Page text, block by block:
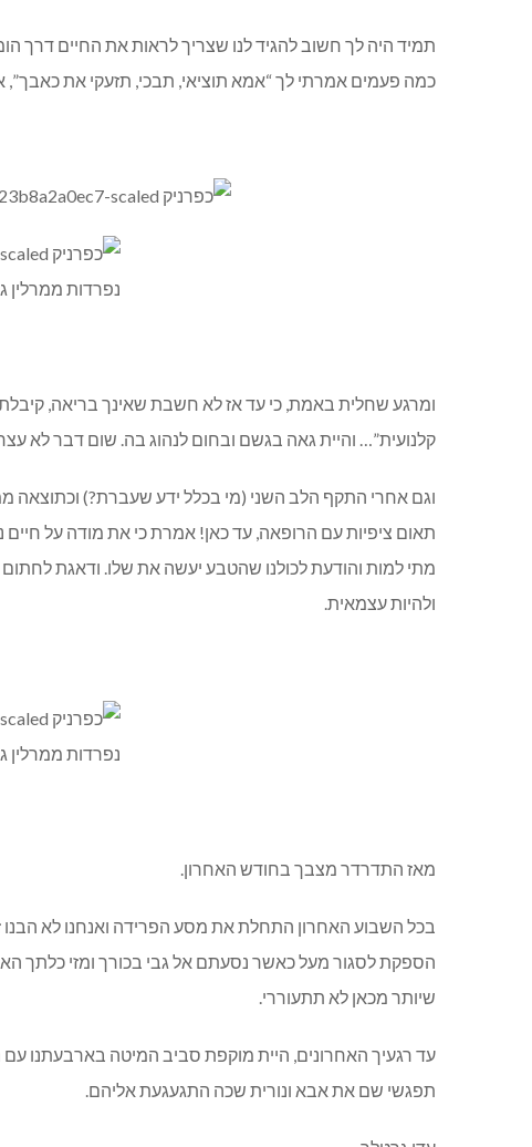
תמיד היה לך חשוב להגיד לנו שצריך לראות את החיים דרך
כמה פעמים אמרתי לך “אמא תוציאי, תבכי, תזעקי את
ומרגע שחלית באמת, כי עד אז לא חשבת שאינך בריאה, קיבלת
קלנועית”… והיית גאה בגשם ובחום לנהוג בה. שום דבר לא
וגם אחרי התקף הלב השני (מי בכלל ידע שעברת?) וכתוצאה
תאום ציפיות עם הרופאה, עד כאן! אמרת כי את מודה על
מתי למות והודעת לכולנו שהטבע יעשה את שלו. ודאגת
ולהיות עצמאית.
מאז התדרדר מצבך בחודש האחרון.
בכל השבוע האחרון התחלת את מסע הפרידה ואנחנו לא הבנו
הספקת לסגור מעל כאשר נסעתם אל גבי בכורך ומזי כלתך
שיותר מכאן לא תתעוררי.
עד רגעיך האחרונים, היית מוקפת סביב המיטה בארבעתנו
תפגשי שם את אבא ונורית שכה התגעגעת אליהם.